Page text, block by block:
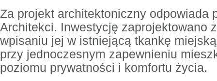
Za projekt architektoniczny odpowiada
Architekci. Inwestycję zaprojektowano
wpisaniu jej w istniejącą tkankę
przy jednoczesnym zapewnieniu
poziomu prywatności i komfortu życia.